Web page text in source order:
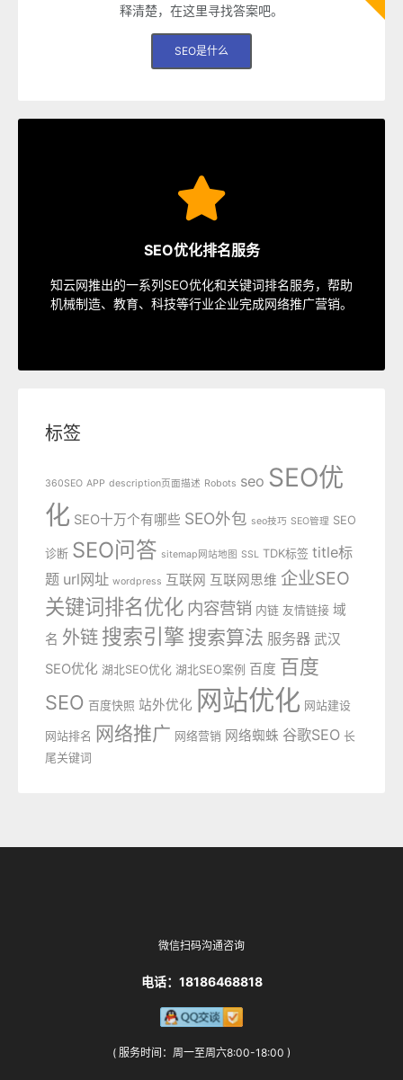
释清楚，在这里寻找答案吧。
SEO是什么
SEO优化排名服务
知云网推出的一系列SEO优化和关键词排名服务，帮助
机械制造、教育、科技等行业企业完成网络推广营销。
SEO服务中心
速排名等多种服务，从容应对各种优化需求。
SEO服务
标签
360SEO APP description页面描述 Robots seo SEO优
化 SEO十万个有哪些 SEO外包 seo技巧 SEO管理 SEO
诊断 SEO问答 sitemap网站地图 SSL TDK标签 title标
题 url网址 wordpress 互联网 互联网思维 企业SEO
关键词排名优化 内容营销 内链 友情链接 域
名 外链 搜索引擎 搜索算法 服务器 武汉
SEO优化 湖北SEO优化 湖北SEO案例 百度 百度
SEO 百度快照 站外优化 网站优化 网站建设
网站排名 网络推广 网络营销 网络蜘蛛 谷歌SEO 长
尾关键词
微信扫码沟通咨询
电话：18186468818
( 服务时间：周一至周六8:00-18:00 )